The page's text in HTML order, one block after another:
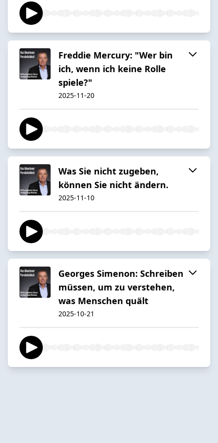
Freddie Mercury: "Wer bin
ich, wenn ich keine Rolle
spiele?"
2025-11-20
Was Sie nicht zugeben,
können Sie nicht ändern.
2025-11-10
Georges Simenon: Schreiben
müssen, um zu verstehen,
was Menschen quält
2025-10-21